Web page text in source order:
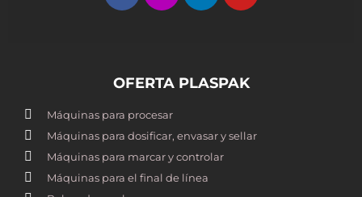
OFERTA PLASPAK
Máquinas para procesar
Máquinas para dosificar, envasar y sellar
Máquinas para marcar y controlar
Máquinas para el final de línea